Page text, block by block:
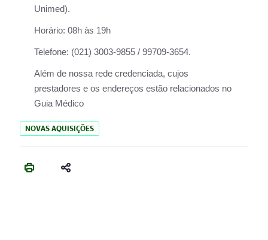
Unimed).
Horário: 08h às 19h
Telefone: (021) 3003-9855 / 99709-3654.
Além de nossa rede credenciada, cujos
prestadores e os endereços estão relacionados no
Guia Médico
NOVAS AQUISIÇÕES